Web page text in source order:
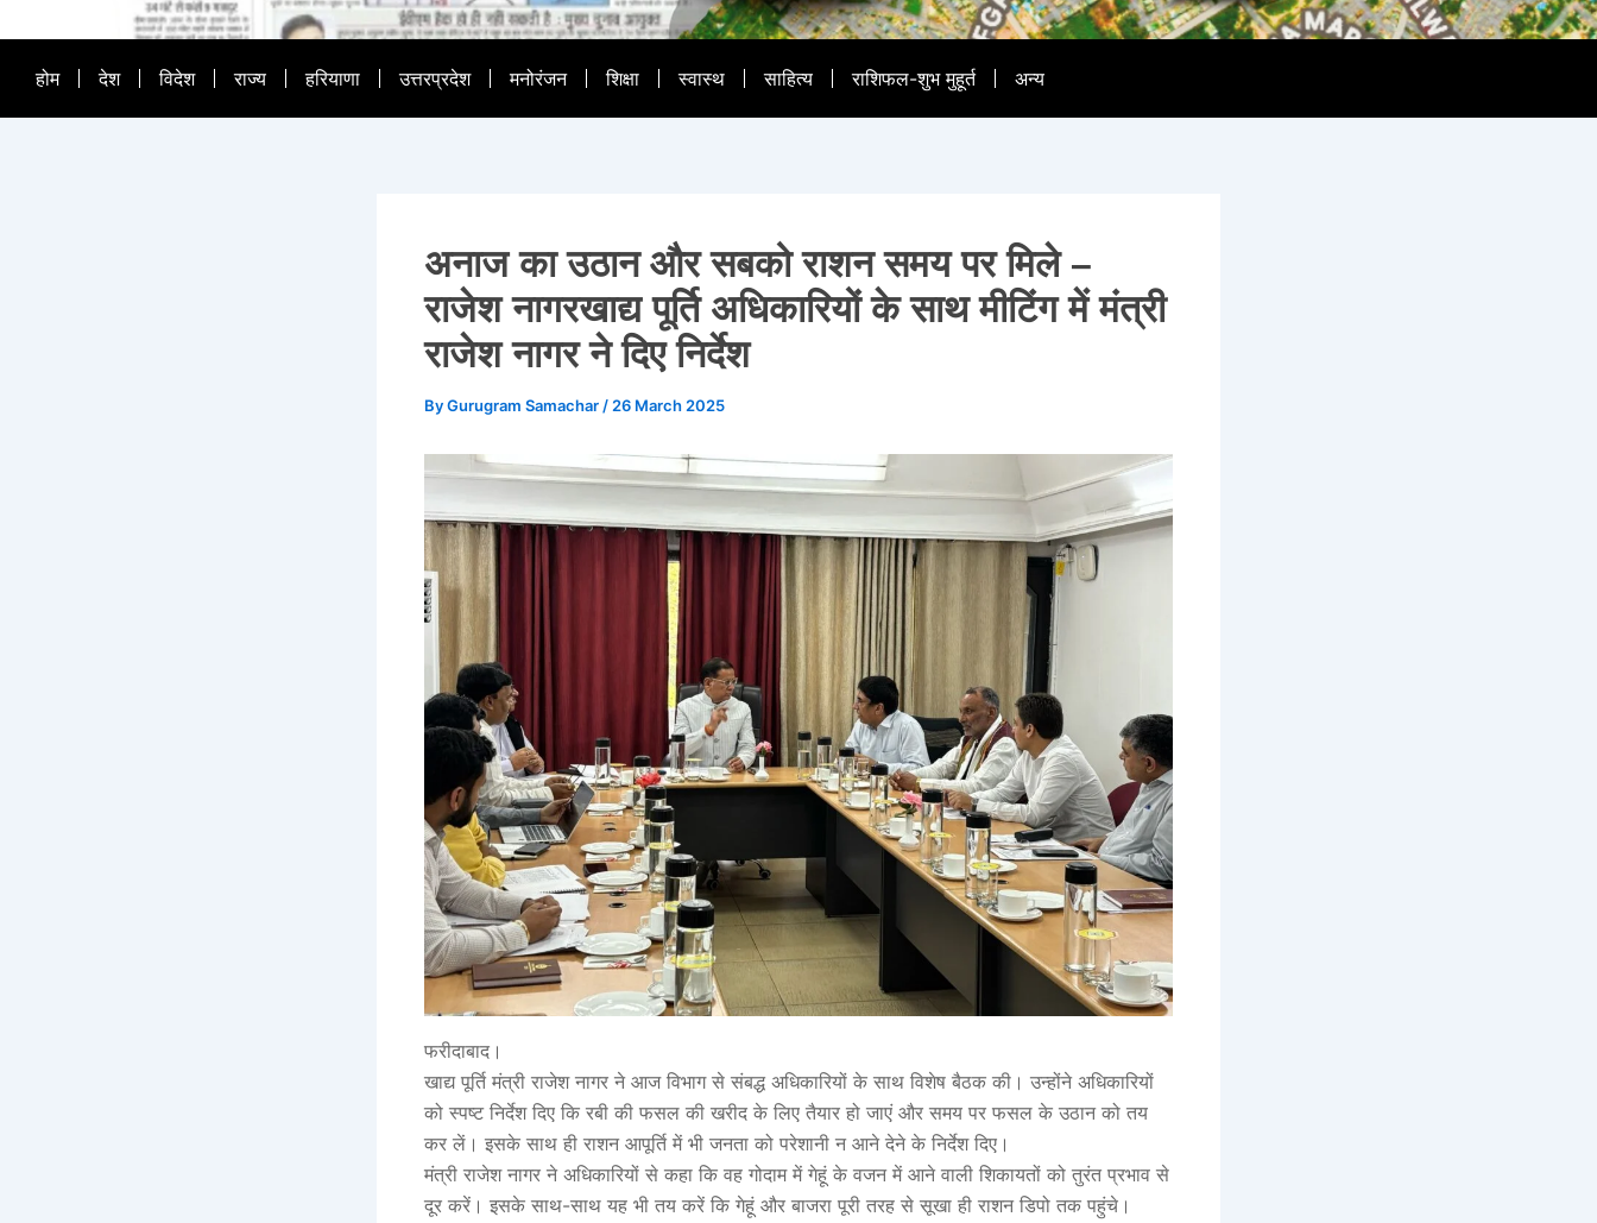
होम देश विदेश राज्य हरियाणा उत्तरप्रदेश मनोरंजन शिक्षा स्वास्थ साहित्य राशिफल-शुभ मुहूर्त अन्य
अनाज का उठान और सबको राशन समय पर मिले –
राजेश नागरखाद्य पूर्ति अधिकारियों के साथ मीटिंग में मंत्री
राजेश नागर ने दिए निर्देश
ByGurugram Samachar / 26 March 2025
फरीदाबाद।
खाद्य पूर्ति मंत्री राजेश नागर ने आज विभाग से संबद्ध अधिकारियों के साथ विशेष बैठक की। उन्होंने अधिकारियों
को स्पष्ट निर्देश दिए कि रबी की फसल की खरीद के लिए तैयार हो जाएं और समय पर फसल के उठान को तय
कर लें। इसके साथ ही राशन आपूर्ति में भी जनता को परेशानी न आने देने के निर्देश दिए।
मंत्री राजेश नागर ने अधिकारियों से कहा कि वह गोदाम में गेहूं के वजन में आने वाली शिकायतों को तुरंत प्रभाव से
दूर करें। इसके साथ-साथ यह भी तय करें कि गेहूं और बाजरा पूरी तरह से सूखा ही राशन डिपो तक पहुंचे।